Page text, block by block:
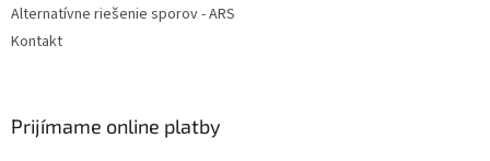
Alternatívne riešenie sporov - ARS
Kontakt
Prijímame online platby